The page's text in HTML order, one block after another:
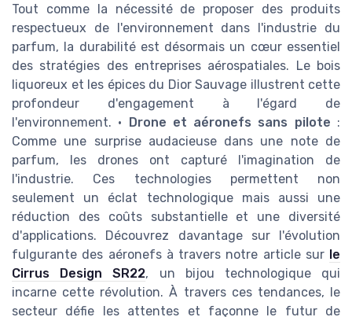
Tout comme la nécessité de proposer des produits
respectueux de l'environnement dans l'industrie du
parfum, la durabilité est désormais un cœur essentiel
des stratégies des entreprises aérospatiales. Le bois
liquoreux et les épices du Dior Sauvage illustrent cette
profondeur d'engagement à l'égard de
l'environnement. •
Drone et aéronefs sans pilote :
Comme une surprise audacieuse dans une note de
parfum, les drones ont capturé l'imagination de
l'industrie. Ces technologies permettent non
seulement un éclat technologique mais aussi une
réduction des coûts substantielle et une diversité
d'applications. Découvrez davantage sur l'évolution
fulgurante des aéronefs à travers notre article sur le
Cirrus Design SR22, un bijou technologique qui
incarne cette révolution. À travers ces tendances, le
secteur défie les attentes et façonne le futur de